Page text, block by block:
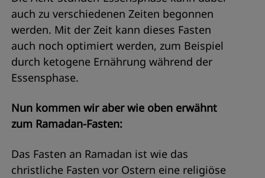
auch zu verschiedenen Zeiten begonnen
werden. Mit der Zeit kann dieses Fasten
auch noch optimiert werden, zum Beispiel
durch ketogene Ernährung während der
Essensphase.
Nun kommen wir aber wie oben erwähnt
zum Ramadan-Fasten:
Das Fasten an Ramadan ist wie das
christliche Fasten vor Ostern eine religiöse